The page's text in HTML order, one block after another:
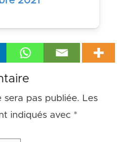
sera pas publiée. Les
indiqués avec *